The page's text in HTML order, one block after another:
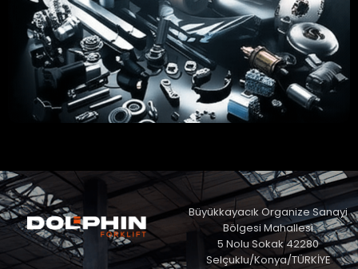
Büyükkayacık Organize Sanayi
Bölgesi Mahallesi
5 Nolu Sokak 42280
Selçuklu/Konya/TÜRKİYE